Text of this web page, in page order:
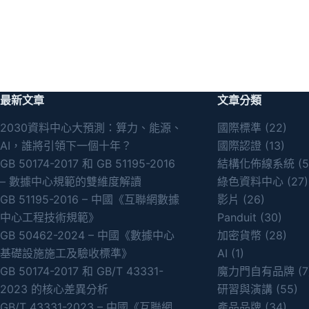
最新文章
2030資料中心大預測：算力、能源、
AI，誰將引領下一個十年？
GB 50174-2017 和 GB 51195-2016
– 數據中心規範的雙維度解讀
GB 51195-2016 – 中國《互聯網數據
中心工程技術規範》
GB 50462-2024 – 中國《數據中心
基礎設施施工及驗收標準》
GB 50174-2017 和 GB/T 43331-
2023 的核心差異分析
文章分類
國際標準 (22)
國際認證(13)
結構化佈線系統
綠色資料中心(27)
影片 (26)
Panduit (30)
加密貨幣 (28)
AI (1)
魔力門自有品牌
研習與演講(55)